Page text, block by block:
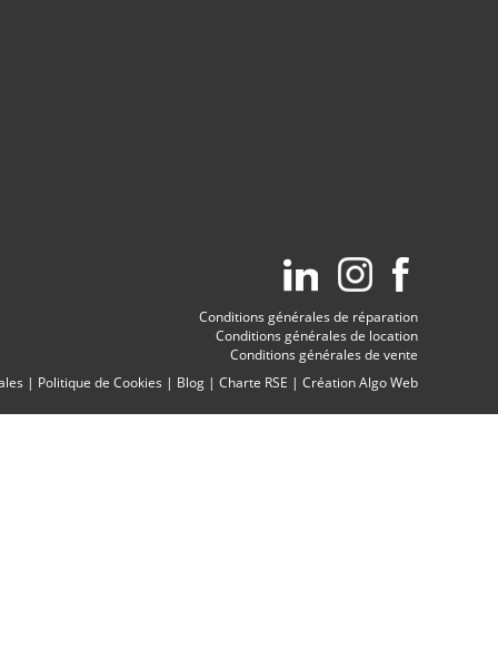
Conditions générales de réparation
Conditions générales de location
Conditions générales de vente
| Politique de Cookies | Blog | Charte RSE | Création Algo Web